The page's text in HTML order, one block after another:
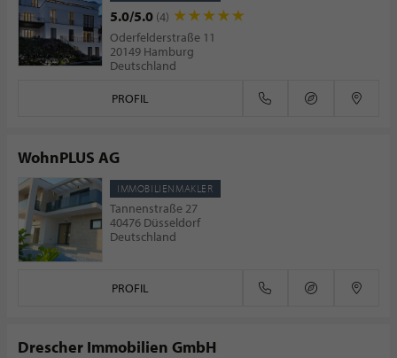
5.0/5.0 (4)
Oderfelderstraße 11
20149 Hamburg
Deutschland
PROFIL
WohnPLUS AG
IMMOBILIENMAKLER
Tannenstraße 27
40476 Düsseldorf
Deutschland
PROFIL
Drescher Immobilien GmbH